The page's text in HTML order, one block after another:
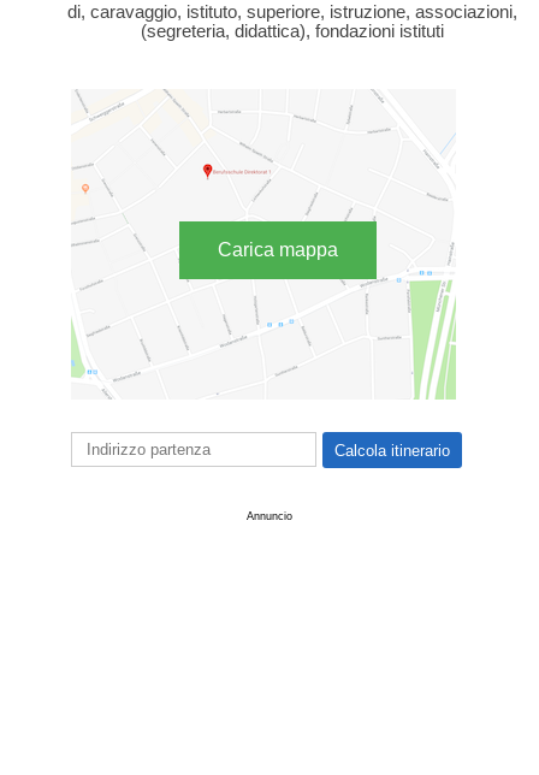
di, caravaggio, istituto, superiore, istruzione, associazioni,
(segreteria, didattica), fondazioni istituti
Carica mappa
Annuncio